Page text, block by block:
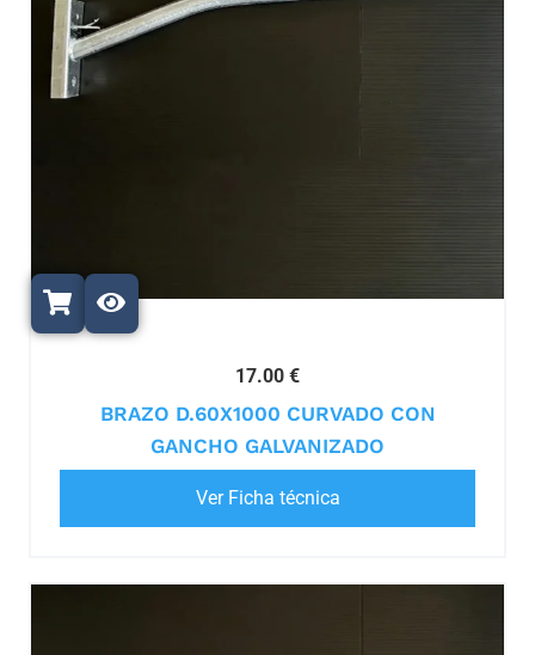
17.00 €
BRAZO D.60X1000 CURVADO CON
GANCHO GALVANIZADO
Ver Ficha técnica